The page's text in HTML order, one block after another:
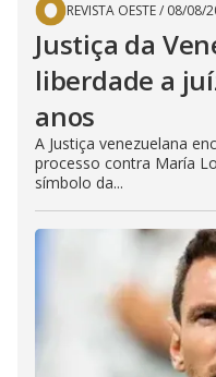
REVISTA OESTE/ 08/08/
Justiça da
liberdade a
anos
A Justiça venezuelana
processo contra María
símbolo da...